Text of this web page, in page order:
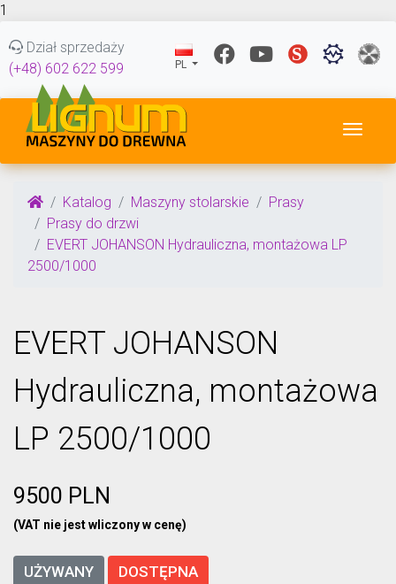
1
Dział sprzedaży
(+48) 602 622 599
PL
Katalog Maszyny stolarskie
Prasy
Prasy do drzwi
EVERT JOHANSON Hydrauliczna, montażowa LP
2500/1000
EVERT JOHANSON
Hydrauliczna, montażowa
LP 2500/1000
9500 PLN
(VAT nie jest wliczony w cenę)
UŻYWANY DOSTĘPNA